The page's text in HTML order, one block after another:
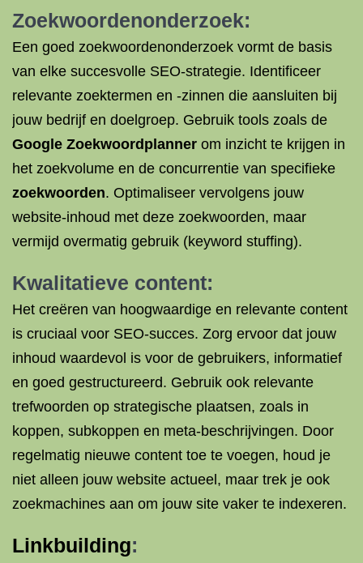
Zoekwoordenonderzoek:
Een goed zoekwoordenonderzoek vormt de basis
van elke succesvolle SEO-strategie. Identificeer
relevante zoektermen en -zinnen die aansluiten bij
jouw bedrijf en doelgroep. Gebruik tools zoals de
Google Zoekwoordplanner om inzicht te krijgen in
het zoekvolume en de concurrentie van specifieke
zoekwoorden. Optimaliseer vervolgens jouw
website-inhoud met deze zoekwoorden, maar
vermijd overmatig gebruik (keyword stuffing).
Kwalitatieve content:
Het creëren van hoogwaardige en relevante content
is cruciaal voor SEO-succes. Zorg ervoor dat jouw
inhoud waardevol is voor de gebruikers, informatief
en goed gestructureerd. Gebruik ook relevante
trefwoorden op strategische plaatsen, zoals in
koppen, subkoppen en meta-beschrijvingen. Door
regelmatig nieuwe content toe te voegen, houd je
niet alleen jouw website actueel, maar trek je ook
zoekmachines aan om jouw site vaker te indexeren.
Linkbuilding: